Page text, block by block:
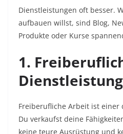
Dienstleistungen oft besser.
aufbauen willst, sind Blog,
Produkte oder Kurse
1.
Freiberufliche Arbeit ist einer
Du verkaufst deine
keine teure Ausrüstung und